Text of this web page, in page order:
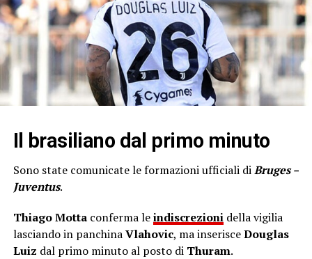
Il brasiliano dal primo minuto
Sono state comunicate le formazioni ufficiali diBruges –
Juventus.
Thiago Mottaconferma leindiscrezionidella vigilia
lasciando in panchinaVlahovic, ma inserisceDouglas
Luiz dal primo minuto al posto di Thuram.